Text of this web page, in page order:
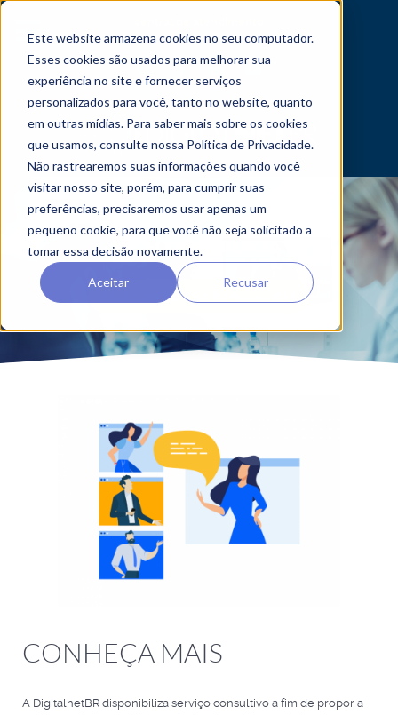
Este website armazena cookies no seu computador.
Esses cookies são usados ​​para melhorar sua
experiência no site e fornecer serviços
personalizados para você, tanto no website, quanto
em outras mídias. Para saber mais sobre os cookies
que usamos, consulte nossa Política de Privacidade.
Não rastrearemos suas informações quando você
visitar nosso site, porém, para cumprir suas
preferências, precisaremos usar apenas um
pequeno cookie, para que você não seja solicitado a
tomar essa decisão novamente.
Aceitar Recusar
VIDEOCONFERÊNCIA
FALE COM NOSSO ESPECIALISTA
CONHEÇA MAIS
A DigitalnetBR disponibiliza serviço consultivo a fim de propor a